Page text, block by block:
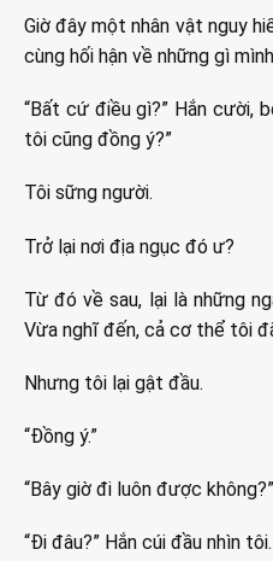
Giờ đây một nhân vật nguy
cùng hối hận về những gì
“Bất cứ điều gì?” Hắn cười,
tôi cũng đồng ý?”
Tôi sững người.
Trở lại nơi địa ngục đó ư?
Từ đó về sau, lại là những
Vừa nghĩ đến, cả cơ thể tôi
Nhưng tôi lại gật đầu.
“Đồng ý.”
“Bây giờ đi luôn được
“Đi đâu?” Hắn cúi đầu nhìn tôi.